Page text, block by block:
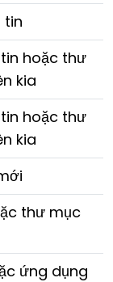
tin
hoặc thư
kia
hoặc thư
kia
thư mục
ứng dụng